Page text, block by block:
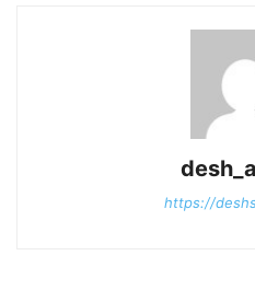
https://